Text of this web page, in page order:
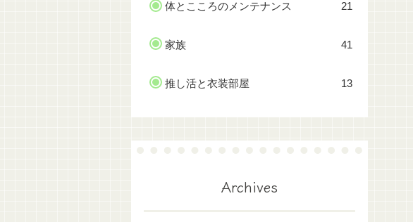
体とこころのメンテナンス 21
家族 41
推し活と衣装部屋 13
Archives